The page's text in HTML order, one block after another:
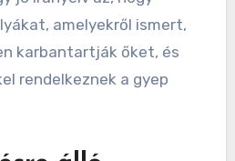
amelyekről ismert,
karbantartják őket, és
rendelkeznek a gyep